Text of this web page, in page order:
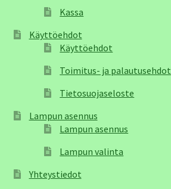
Kassa
Käyttöehdot
Käyttöehdot
Toimitus- ja palautusehdot
Tietosuojaseloste
Lampun asennus
Lampun asennus
Lampun valinta
Yhteystiedot